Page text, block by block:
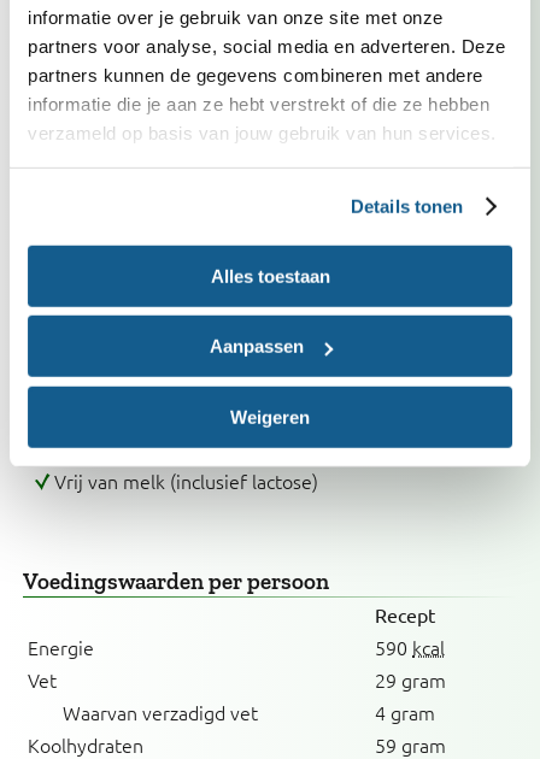
informatie over je gebruik van onze site met onze
partners voor analyse, social media en adverteren. Deze
partners kunnen de gegevens combineren met andere
informatie die je aan ze hebt verstrekt of die ze hebben
verzameld op basis van jouw gebruik van hun services.
Details tonen
Alles toestaan
Aanpassen
Weigeren
De ingrediënten en bereidingswijze van dit
gerecht hebben een lage klimaatimpact.Lees
meer over klimaatvriendelijke recepten.
Tomaat is deze maand in Nederland in het seizoen.
Kies bij voorkeur voor groente met het Biologisch,
Demeter of EKO-NL 3 sterren keurmerk.
Kies bij voorkeur voor citroen met het Biologisch,
Demeter of EKO-NL 3 sterren keurmerk.
Bij verhoogd cholesterol
Vrij van ei
Vrij van melk (inclusief lactose)
Voedingswaardenper persoon
Recept
Energie 590 kcal
Vet
29 gram
Waarvan verzadigd vet
4 gram
Koolhydraten
59 gram